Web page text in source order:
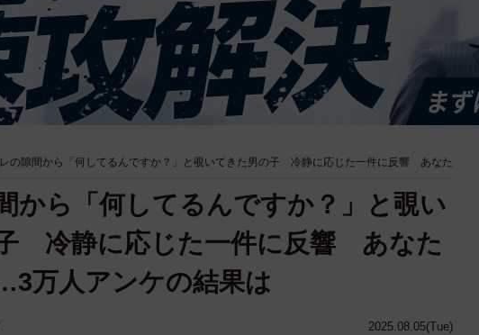
レの隙間から「何してるんですか？」と覗いてきた男の子 冷静に応じた一件に反響 あなた
2025.08.05(Tue)
から「何してるんですか？」と覗い
冷静に応じた一件に反響 あなた
万人アンケの結果は